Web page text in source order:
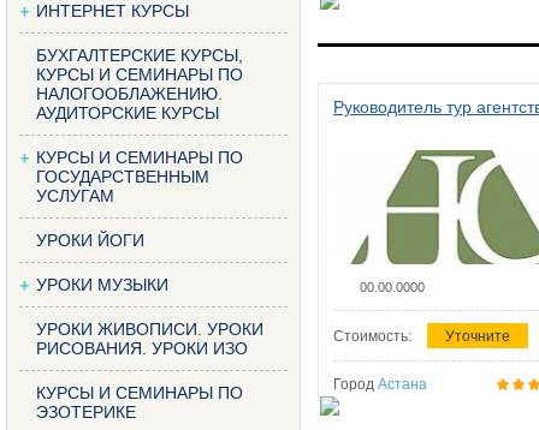
ИНТЕРНЕТ КУРСЫ
БУХГАЛТЕРСКИЕ КУРСЫ,
КУРСЫ И СЕМИНАРЫ ПО
НАЛОГООБЛАЖЕНИЮ.
АУДИТОРСКИЕ КУРСЫ
КУРСЫ И СЕМИНАРЫ ПО
ГОСУДАРСТВЕННЫМ
УСЛУГАМ
УРОКИ ЙОГИ
УРОКИ МУЗЫКИ
УРОКИ ЖИВОПИСИ. УРОКИ
РИСОВАНИЯ. УРОКИ ИЗО
КУРСЫ И СЕМИНАРЫ ПО
ЭЗОТЕРИКЕ
Руководитель тур
00.00.0000
Стоимость: Уточните
Город Астана